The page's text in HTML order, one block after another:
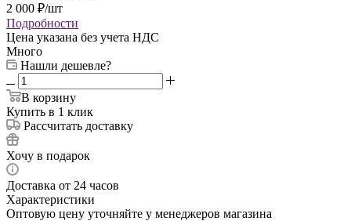
2 000 ₽/шт
Подробности
Цена указана без учета НДС
Много
Нашли дешевле?
В корзину
Купить в 1 клик
Рассчитать доставку
Хочу в подарок
Доставка от 24 часов
Характеристики
Оптовую цену уточняйте у менеджеров магазина